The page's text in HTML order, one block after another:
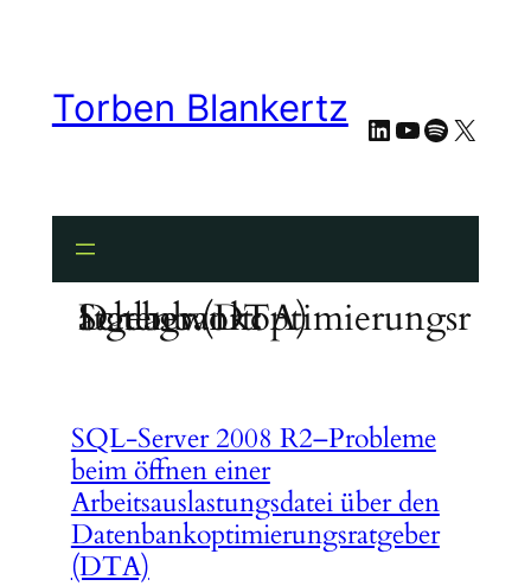
springenTorben Blankertz LinkedIn
YouTube
Spotify
X
Schlagwort:
Datenbankoptimierungsratgeber (DTA)
SQL-Server 2008 R2–Probleme
beim öffnen einer
Arbeitsauslastungsdatei über den
Datenbankoptimierungsratgeber
(DTA)